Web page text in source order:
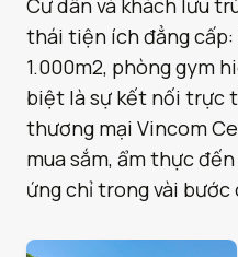
Cư dân và khách lưu
thái tiện ích đẳng
1.000m2, phòng gym
biệt là sự kết nối trực
thương mại Vincom
mua sắm, ẩm thực
ứng chỉ trong vài bước